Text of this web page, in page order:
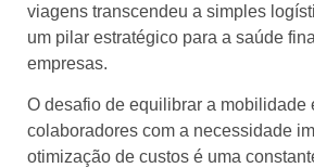
viagens transcendeu a simples
um pilar estratégico para a saúde
empresas.
O desafio de equilibrar a mobilidade
colaboradores com a necessidade
otimização de custos é uma